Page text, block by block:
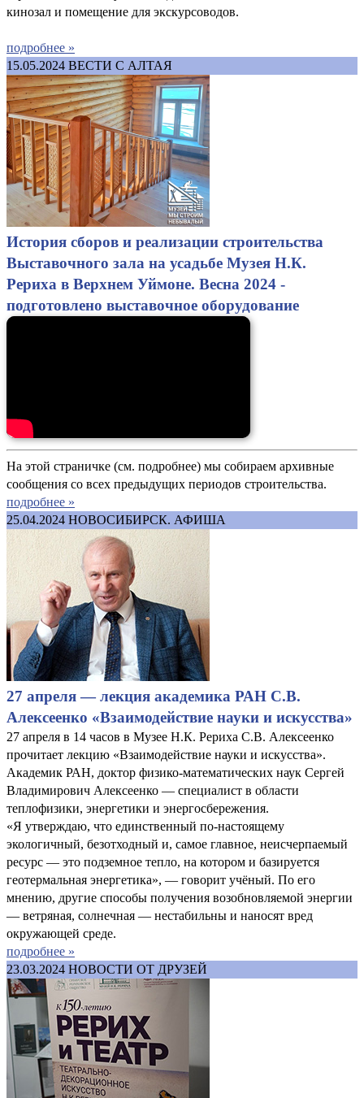
кинозал и помещение для экскурсоводов.
подробнее »
15.05.2024 ВЕСТИ С АЛТАЯ
История сборов и реализации строительства
Выставочного зала на усадьбе Музея Н.К.
Рериха в Верхнем Уймоне. Весна 2024 -
подготовлено выставочное оборудование
На этой страничке (см. подробнее) мы собираем архивные
сообщения со всех предыдущих периодов строительства.
подробнее »
25.04.2024 НОВОСИБИРСК. АФИША
27 апреля — лекция академика РАН С.В.
Алексеенко «Взаимодействие науки и искусства»
27 апреля в 14 часов в Музее Н.К. Рериха С.В. Алексеенко
прочитает лекцию «Взаимодействие науки и искусства».
Академик РАН, доктор физико-математических наук Сергей
Владимирович Алексеенко — специалист в области
теплофизики, энергетики и энергосбережения.
«Я утверждаю, что единственный по-настоящему
экологичный, безотходный и, самое главное, неисчерпаемый
ресурс — это подземное тепло, на котором и базируется
геотермальная энергетика», — говорит учёный. По его
мнению, другие способы получения возобновляемой энергии
— ветряная, солнечная — нестабильны и наносят вред
окружающей среде.
подробнее »
23.03.2024 НОВОСТИ ОТ ДРУЗЕЙ